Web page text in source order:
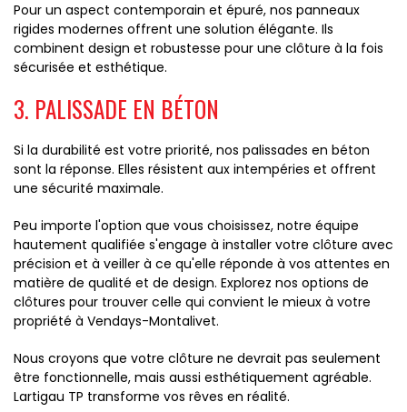
Pour un aspect contemporain et épuré, nos panneaux
rigides modernes offrent une solution élégante. Ils
combinent design et robustesse pour une clôture à la fois
sécurisée et esthétique.
3. PALISSADE EN BÉTON
Si la durabilité est votre priorité, nos palissades en béton
sont la réponse. Elles résistent aux intempéries et offrent
une sécurité maximale.
Peu importe l'option que vous choisissez, notre équipe
hautement qualifiée s'engage à installer votre clôture avec
précision et à veiller à ce qu'elle réponde à vos attentes en
matière de qualité et de design. Explorez nos options de
clôtures pour trouver celle qui convient le mieux à votre
propriété à Vendays-Montalivet.
Nous croyons que votre clôture ne devrait pas seulement
être fonctionnelle, mais aussi esthétiquement agréable.
Lartigau TP transforme vos rêves en réalité.